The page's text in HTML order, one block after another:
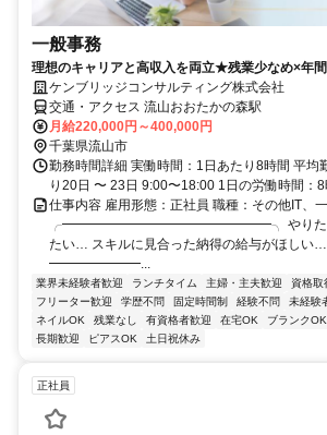
一般事務
理想のキャリアと高収入を両立★残業少なめ×年
ケンブリッジコンサルティング株式会社
交通・アクセス 流山おおたかの森駅
月給220,000円～400,000円
千葉県流山市
勤務時間詳細 実働時間：1日あたり8時間 平均
り20日 〜 23日 9:00〜18:00 1日の労働時間：
仕事内容 雇用形態：正社員 職種：その他IT、
╭━━━━━━━━━━━━━━━━╮ やりたい
たい… スキルに見合った納得の給与がほし
━━━━━━━...
業界未経験者歓迎 ランチタイム 主婦・主夫歓迎
資格取
フリーター歓迎
学歴不問 固定時間制 経験不問 未経験
ネイルOK
残業なし 有資格者歓迎 在宅OK ブランクOK
長期歓迎
ピアスOK 土日祝休み
正社員